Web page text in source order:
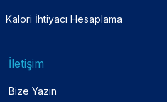
Kalori İhtiyacı Hesaplama
İletişim
Bize Yazın